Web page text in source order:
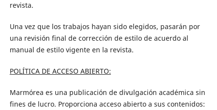
revista.
Una vez que los trabajos hayan sido elegidos, pasarán por
una revisión final de corrección de estilo de acuerdo al
manual de estilo vigente en la revista.
POLÍTICA DE ACCESO ABIERTO:
Marmórea es una publicación de divulgación académica sin
fines de lucro. Proporciona acceso abierto a sus contenidos: